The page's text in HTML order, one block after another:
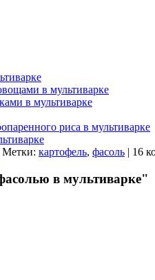
в мультиварке
в мультиварке
риса в мультиварке
Метки: картофель, фасоль | 16
в мультиварке"